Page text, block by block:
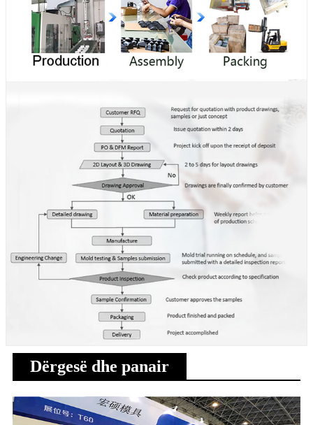
Dërgesë dhe panair